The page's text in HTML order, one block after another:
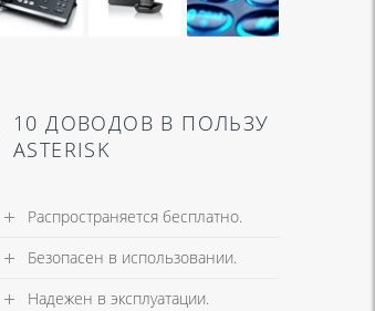
10 ДОВОДОВ В ПОЛЬЗУ
ASTERISK
Распространяется бесплатно.
Безопасен в использовании.
Надежен в эксплуатации.